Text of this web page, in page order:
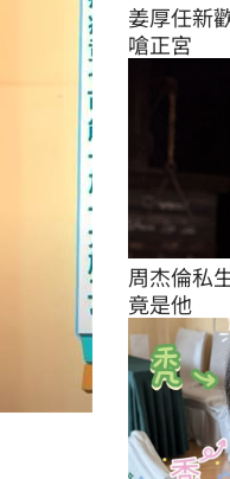
姜厚任新
嗆正宮
周杰倫私
竟是他